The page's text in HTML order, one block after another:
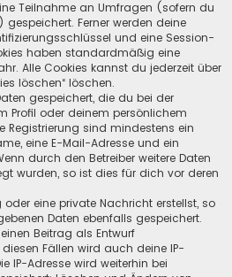
Teilnahme an Umfragen (sofern du
Ferner werden deine
und eine Session-
haben standardmäßig eine
Alle Cookies kannst du jederzeit über
löschen“ löschen.
gespeichert, die du bei der
Profil oder deinem persönlichem
Registrierung sind mindestens ein
eine E-Mail-Adresse und ein
durch den Betreiber weitere Daten
wurden, so ist dies für dich vor deren
eine private Nachricht erstellst, so
Daten ebenfalls gespeichert.
Beitrag als Entwurf
Fällen wird auch deine IP-
IP-Adresse wird weiterhin bei